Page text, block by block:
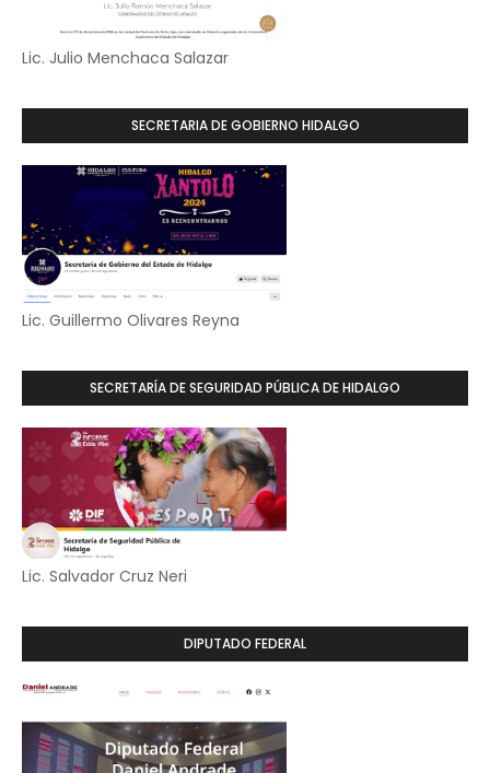
Lic. Julio Menchaca Salazar
SECRETARIA DE GOBIERNO HIDALGO
Lic. Guillermo Olivares Reyna
SECRETARÍA DE SEGURIDAD PÚBLICA DE HIDALGO
Lic. Salvador Cruz Neri
DIPUTADO FEDERAL